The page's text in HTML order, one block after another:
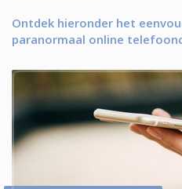
Ontdek hieronder het
paranormaal online